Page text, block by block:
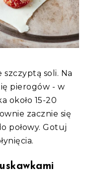
soli. Na
pierogów - w
około 15-20
zacznie się
połowy. Gotuj